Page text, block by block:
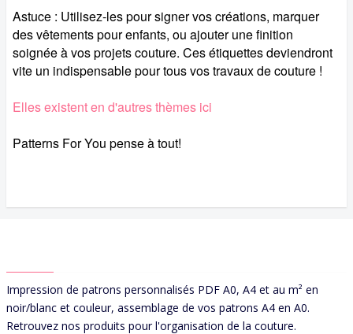
Astuce : Utilisez-les pour signer vos créations, marquer
des vêtements pour enfants, ou ajouter une finition
soignée à vos projets couture. Ces étiquettes deviendront
vite un indispensable pour tous vos travaux de couture !
Elles existent en d'autres thèmes ici
Patterns For You pense à tout!
Impression de patrons personnalisés PDF A0, A4 et au m² en
noir/blanc et couleur, assemblage de vos patrons A4 en A0.
Retrouvez nos produits pour l'organisation de la couture.